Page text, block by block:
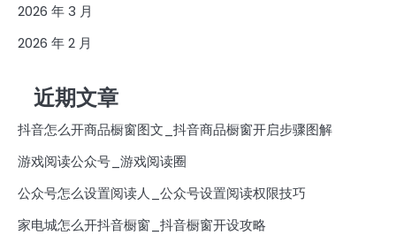
2026 年 3 月
2026 年 2 月
近期文章
抖音怎么开商品橱窗图文_抖音商品橱窗开启步骤图解
游戏阅读公众号_游戏阅读圈
公众号怎么设置阅读人_公众号设置阅读权限技巧
家电城怎么开抖音橱窗_抖音橱窗开设攻略